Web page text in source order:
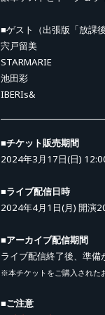
■ゲスト（出張版「放課
宍戸留美
STARMARIE
池田彩
IBERIs&
■チケット販売期間
2024年3月17日(日)
■ライブ配信日時
2024年4月1日(月) 開演
■アーカイブ配信期間
ライブ配信終了後、準
※本チケットをご購入された
■ご注意